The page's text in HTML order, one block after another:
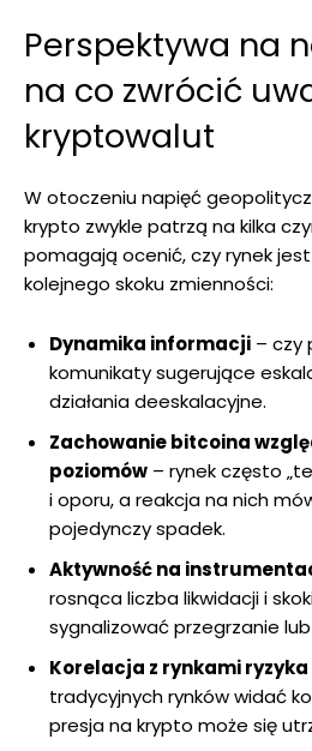
Perspektywa na
na co zwrócić
kryptowalut
W otoczeniu napięć
krypto zwykle patrzą na kilka
pomagają ocenić, czy rynek
kolejnego skoku zmienności:
Dynamika informacji – czy
komunikaty sugerujące
działania deeskalacyjne.
Zachowanie bitcoina
poziomów – rynek często
i oporu, a reakcja na nich
pojedynczy spadek.
Aktywność na
rosnąca liczba likwidacji i
sygnalizować przegrzanie
Korelacja z rynkami ryzyka
tradycyjnych rynków widać
presja na krypto może się